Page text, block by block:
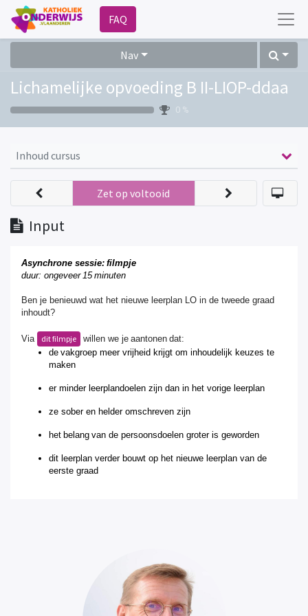
FAQ
Nav
Lichamelijke opvoeding B II-LIOP-ddaa
0 %
Inhoud cursus
Input
Zet op voltooid
Asynchrone sessie: filmpje
duur: ongeveer 15 minuten
Ben je benieuwd wat het nieuwe leerplan LO in de tweede graad
inhoudt?
Via dit filmpje
willen we je aantonen dat:
de vakgroep meer vrijheid krijgt om inhoudelijk keuzes te
maken
er minder leerplandoelen zijn dan in het vorige leerplan
ze sober en helder omschreven zijn
het belang van de persoonsdoelen groter is geworden
dit leerplan verder bouwt op het nieuwe leerplan van de
eerste graad